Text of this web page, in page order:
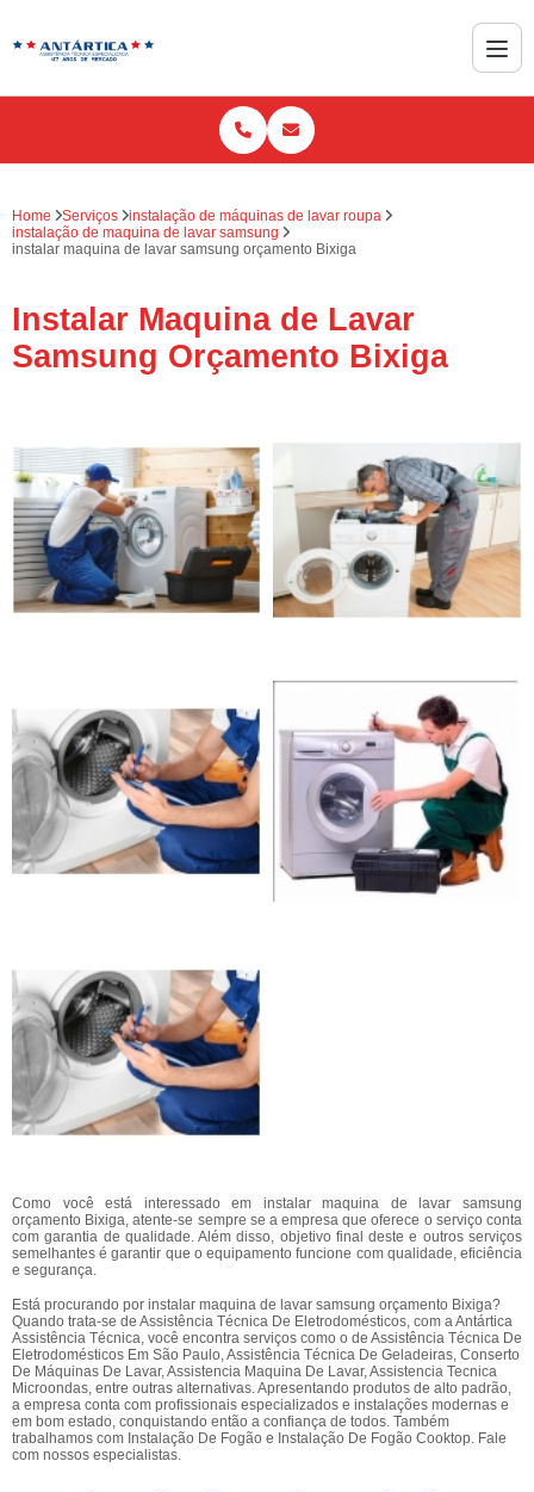
Home Serviços
instalação de máquinas de lavar roupa
instalação de maquina de lavar samsung
instalar maquina de lavar samsung orçamento Bixiga
Instalar Maquina de Lavar
Samsung Orçamento Bixiga
Como você está interessado em instalar maquina de lavar samsung
orçamento Bixiga, atente-se sempre se a empresa que oferece o serviço conta
com garantia de qualidade. Além disso, objetivo final deste e outros serviços
semelhantes é garantir que o equipamento funcione com qualidade, eficiência
e segurança.
Está procurando por instalar maquina de lavar samsung orçamento Bixiga?
Quando trata-se de Assistência Técnica De Eletrodomésticos, com a Antártica
Assistência Técnica, você encontra serviços como o de Assistência Técnica De
Eletrodomésticos Em São Paulo, Assistência Técnica De Geladeiras, Conserto
De Máquinas De Lavar, Assistencia Maquina De Lavar, Assistencia Tecnica
Microondas, entre outras alternativas. Apresentando produtos de alto padrão,
a empresa conta com profissionais especializados e instalações modernas e
em bom estado, conquistando então a confiança de todos. Também
trabalhamos com Instalação De Fogão e Instalação De Fogão Cooktop. Fale
com nossos especialistas.